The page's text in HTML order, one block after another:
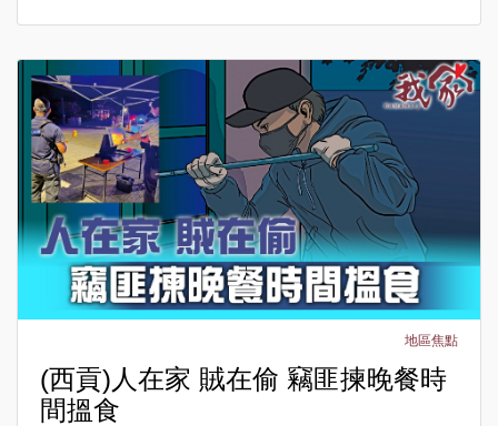
地區焦點
(西貢)人在家 賊在偷 竊匪揀晚餐時
間搵食